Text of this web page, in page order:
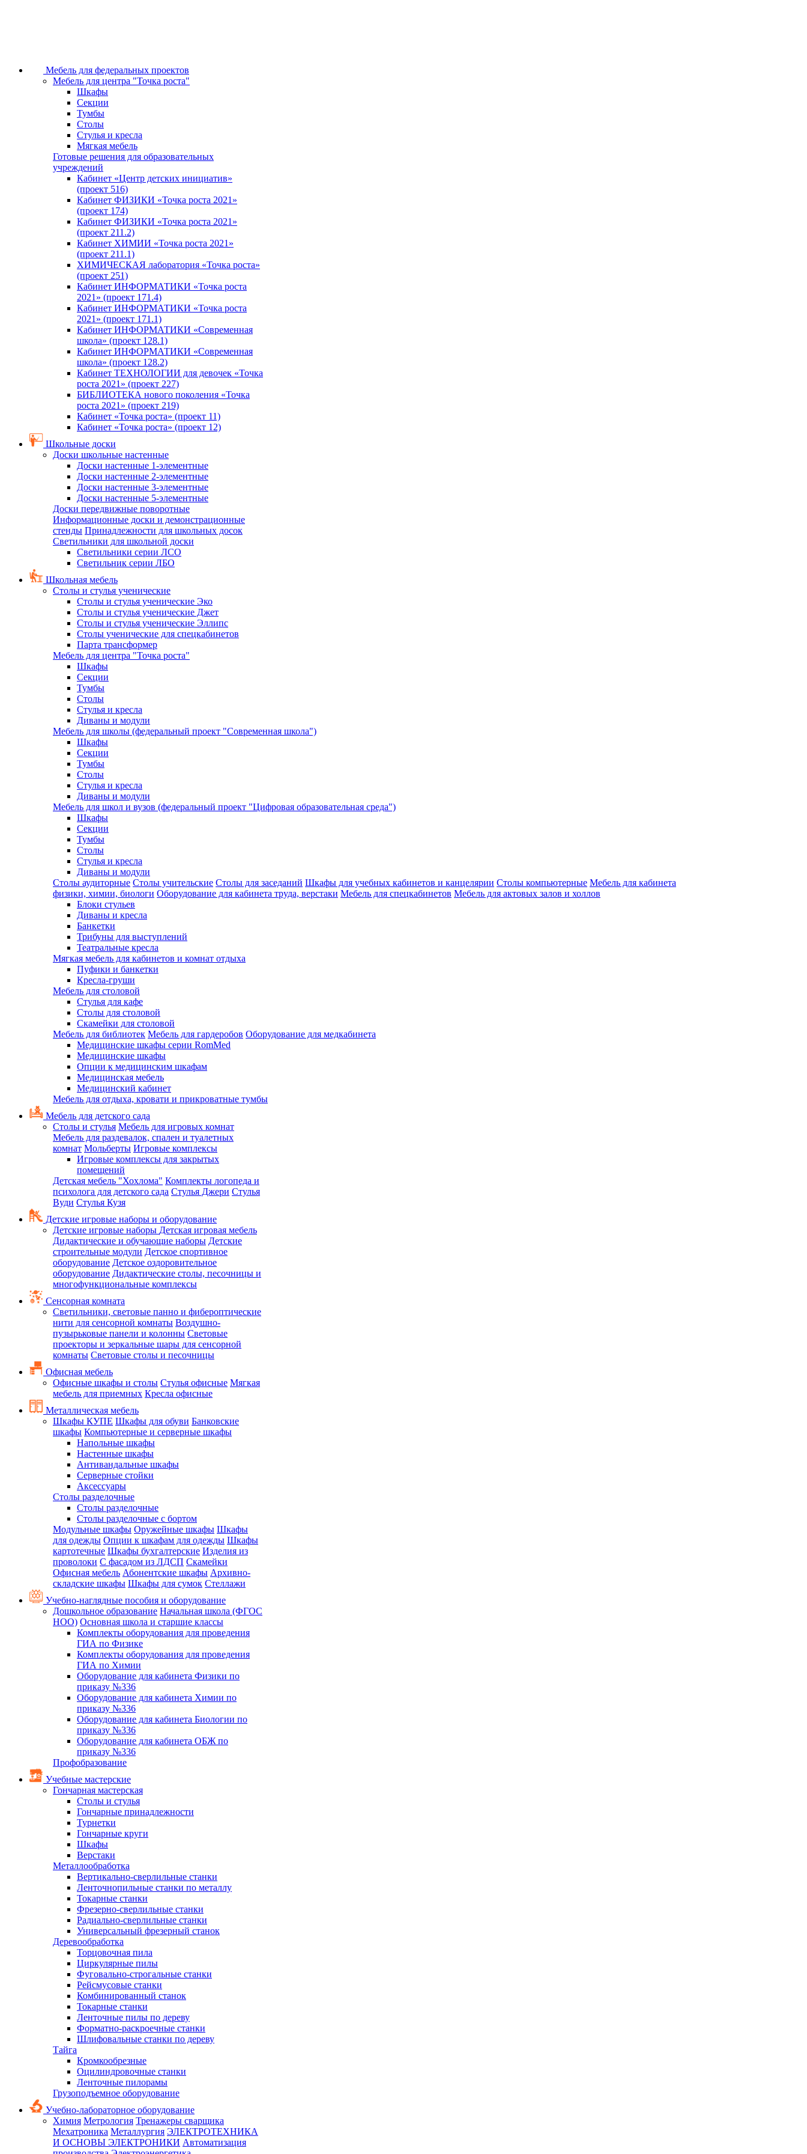
Мебель для федеральных проектов
Мебель для центра "Точка роста"
Шкафы
Секции
Тумбы
Столы
Стулья и кресла
Мягкая мебель
Готовые решения для образовательных
учреждений
Кабинет «Центр детских инициатив»
(проект 516)
Кабинет ФИЗИКИ «Точка роста 2021»
(проект 174)
Кабинет ФИЗИКИ «Точка роста 2021»
(проект 211.2)
Кабинет ХИМИИ «Точка роста 2021»
(проект 211.1)
ХИМИЧЕСКАЯ лаборатория «Точка роста»
(проект 251)
Кабинет ИНФОРМАТИКИ «Точка роста
2021» (проект 171.4)
Кабинет ИНФОРМАТИКИ «Точка роста
2021» (проект 171.1)
Кабинет ИНФОРМАТИКИ «Современная
школа» (проект 128.1)
Кабинет ИНФОРМАТИКИ «Современная
школа» (проект 128.2)
Кабинет ТЕХНОЛОГИИ для девочек «Точка
роста 2021» (проект 227)
БИБЛИОТЕКА нового поколения «Точка
роста 2021» (проект 219)
Кабинет «Точка роста» (проект 11)
Кабинет «Точка роста» (проект 12)
Школьные доски
Доски школьные настенные
Доски настенные 1-элементные
Доски настенные 2-элементные
Доски настенные 3-элементные
Доски настенные 5-элементные
Доски передвижные поворотные
Информационные доски и демонстрационные
стенды Принадлежности для школьных досок
Светильники для школьной доски
Светильники серии ЛСО
Светильник серии ЛБО
Школьная мебель
Столы и стулья ученические
Столы и стулья ученические Эко
Столы и стулья ученические Джет
Столы и стулья ученические Эллипс
Столы ученические для спецкабинетов
Парта трансформер
Мебель для центра "Точка роста"
Шкафы
Секции
Тумбы
Столы
Стулья и кресла
Диваны и модули
Мебель для школы (федеральный проект "Современная школа")
Шкафы
Секции
Тумбы
Столы
Стулья и кресла
Диваны и модули
Мебель для школ и вузов (федеральный проект "Цифровая образовательная среда")
Шкафы
Секции
Тумбы
Столы
Стулья и кресла
Диваны и модули
Столы аудиторные Столы учительские Столы для заседаний Шкафы для учебных кабинетов и канцелярии Столы компьютерные Мебель для кабинета
физики, химии, биологи Оборудование для кабинета труда, верстаки Мебель для спецкабинетов Мебель для актовых залов и холлов
Блоки стульев
Диваны и кресла
Банкетки
Трибуны для выступлений
Театральные кресла
Мягкая мебель для кабинетов и комнат отдыха
Пуфики и банкетки
Кресла-груши
Мебель для столовой
Cтулья для кафе
Cтолы для столовой
Скамейки для столовой
Мебель для библиотек Мебель для гардеробов Оборудование для медкабинета
Медицинские шкафы серии RomMed
Медицинские шкафы
Опции к медицинским шкафам
Медицинская мебель
Медицинский кабинет
Мебель для отдыха, кровати и прикроватные тумбы
Мебель для детского сада
Столы и стулья Мебель для игровых комнат
Мебель для раздевалок, спален и туалетных
комнат Мольберты Игровые комплексы
Игровые комплексы для закрытых
помещений
Детская мебель "Хохлома" Комплекты логопеда и
психолога для детского сада Стулья Джери Стулья
Вуди Стулья Кузя
Детские игровые наборы и оборудование
Детские игровые наборы Детская игровая мебель
Дидактические и обучающие наборы Детские
строительные модули Детское спортивное
оборудование Детское оздоровительное
оборудование Дидактические столы, песочницы и
многофункциональные комплексы
Сенсорная комната
Светильники, световые панно и фибероптические
нити для сенсорной комнаты Воздушно-
пузырьковые панели и колонны Световые
проекторы и зеркальные шары для сенсорной
комнаты Световые столы и песочницы
Офисная мебель
Офисные шкафы и столы Стулья офисные Мягкая
мебель для приемных Кресла офисные
Металлическая мебель
Шкафы КУПЕ Шкафы для обуви Банковские
шкафы Компьютерные и серверные шкафы
Напольные шкафы
Настенные шкафы
Антивандальные шкафы
Серверные стойки
Аксессуары
Столы разделочные
Столы разделочные
Столы разделочные с бортом
Модульные шкафы Оружейные шкафы Шкафы
для одежды Опции к шкафам для одежды Шкафы
картотечные Шкафы бухгалтерские Изделия из
проволоки С фасадом из ЛДСП Скамейки
Офисная мебель Абонентские шкафы Архивно-
складские шкафы Шкафы для сумок Стеллажи
Учебно-наглядные пособия и оборудование
Дошкольное образование Начальная школа (ФГОС
НОО) Основная школа и старшие классы
Комплекты оборудования для проведения
ГИА по Физике
Комплекты оборудования для проведения
ГИА по Химии
Оборудование для кабинета Физики по
приказу №336
Оборудование для кабинета Химии по
приказу №336
Оборудование для кабинета Биологии по
приказу №336
Оборудование для кабинета ОБЖ по
приказу №336
Профобразование
Учебные мастерские
Гончарная мастерская
Столы и стулья
Гончарные принадлежности
Турнетки
Гончарные круги
Шкафы
Верстаки
Металлообработка
Вертикально-сверлильные станки
Ленточнопильные станки по металлу
Токарные станки
Фрезерно-сверлильные станки
Радиально-сверлильные станки
Универсальный фрезерный станок
Деревообработка
Торцовочная пила
Циркулярные пилы
Фуговально-строгальные станки
Рейсмусовые станки
Комбинированный станок
Токарные станки
Ленточные пилы по дереву
Форматно-раскроечные станки
Шлифовальные станки по дереву
Тайга
Кромкообрезные
Оцилиндровочные станки
Ленточные пилорамы
Грузоподъемное оборудование
Учебно-лабораторное оборудование
Химия Метрология Тренажеры сварщика
Мехатроника Металлургия ЭЛЕКТРОТЕХНИКА
И ОСНОВЫ ЭЛЕКТРОНИКИ Автоматизация